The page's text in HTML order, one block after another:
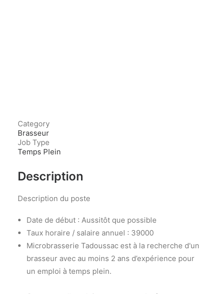
Category
Brasseur
Job Type
Temps Plein
Description
Description du poste
Date de début : Aussitôt que possible
Taux horaire / salaire annuel : 39000
Microbrasserie Tadoussac est à la recherche d'un
brasseur avec au moins 2 ans d’expérience pour
un emploi à temps plein.